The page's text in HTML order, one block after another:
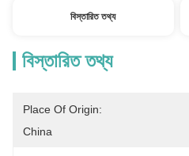
বিস্তারিত তথ্য
বিস্তারিত তথ্য
Place Of Origin:
China